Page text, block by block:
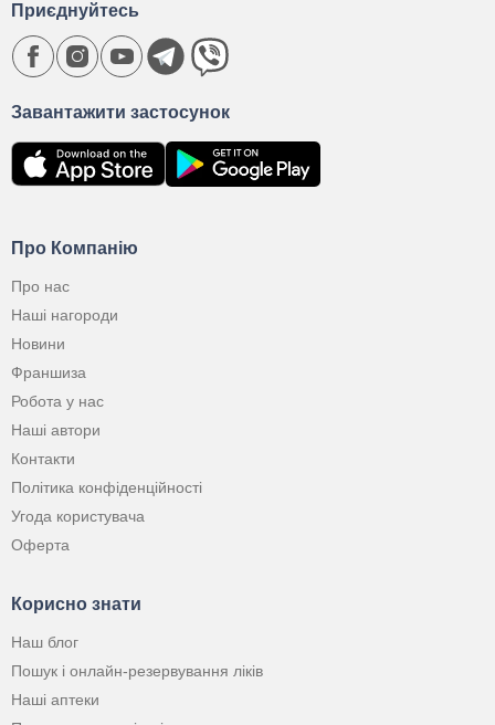
Про Компанію
Про нас
Наші нагороди
Новини
Франшиза
Робота у нас
Наші автори
Контакти
Політика конфіденційності
Угода користувача
Оферта
Корисно знати
Наш блог
Пошук і онлайн-резервування ліків
Наші аптеки
Завантажити застосунок
Приєднуйтесь